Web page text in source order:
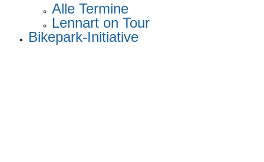
Alle Termine
Lennart on Tour
Bikepark-Initiative